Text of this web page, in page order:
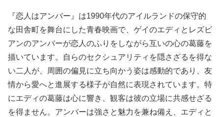
『恋人はアンバー』は1990年代のアイルランドの保守的
な田舎町を舞台にした青春映画で、ゲイのエディとレズビ
アンのアンバーが恋人のふりをしながら互いの心の葛藤を
描いています。自らのセクシュアリティを隠さざるを得な
い二人が、周囲の偏見に立ち向かう姿は感動的であり、友
情から愛へと進展する様子が自然に表現されています。特
にエディの葛藤は心に響き、観客は彼の立場に共感せざる
を得ません。アンバーは強さと魅力を兼ね備え、エディと